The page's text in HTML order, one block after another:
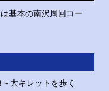
基本の南沢周回コー
大キレットを歩く